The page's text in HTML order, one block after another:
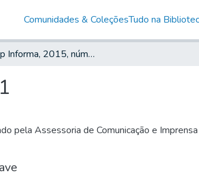
Comunidades & ColeçõesTudo na
Unesp Informa, 2015, número 71
pela Assessoria de Comunicação e